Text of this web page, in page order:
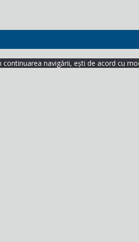
navigării, ești de acord cu